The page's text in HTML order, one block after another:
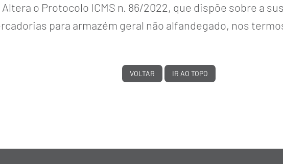
Altera o Protocolo ICMS n. 86/2022, que dispõe sobre a
para armazém geral não alfandegado, nos
VOLTAR IR AO TOPO